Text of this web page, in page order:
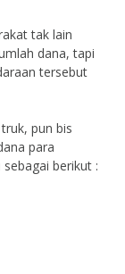
tak lain
dana, tapi
tersebut
pun bis
para
berikut :